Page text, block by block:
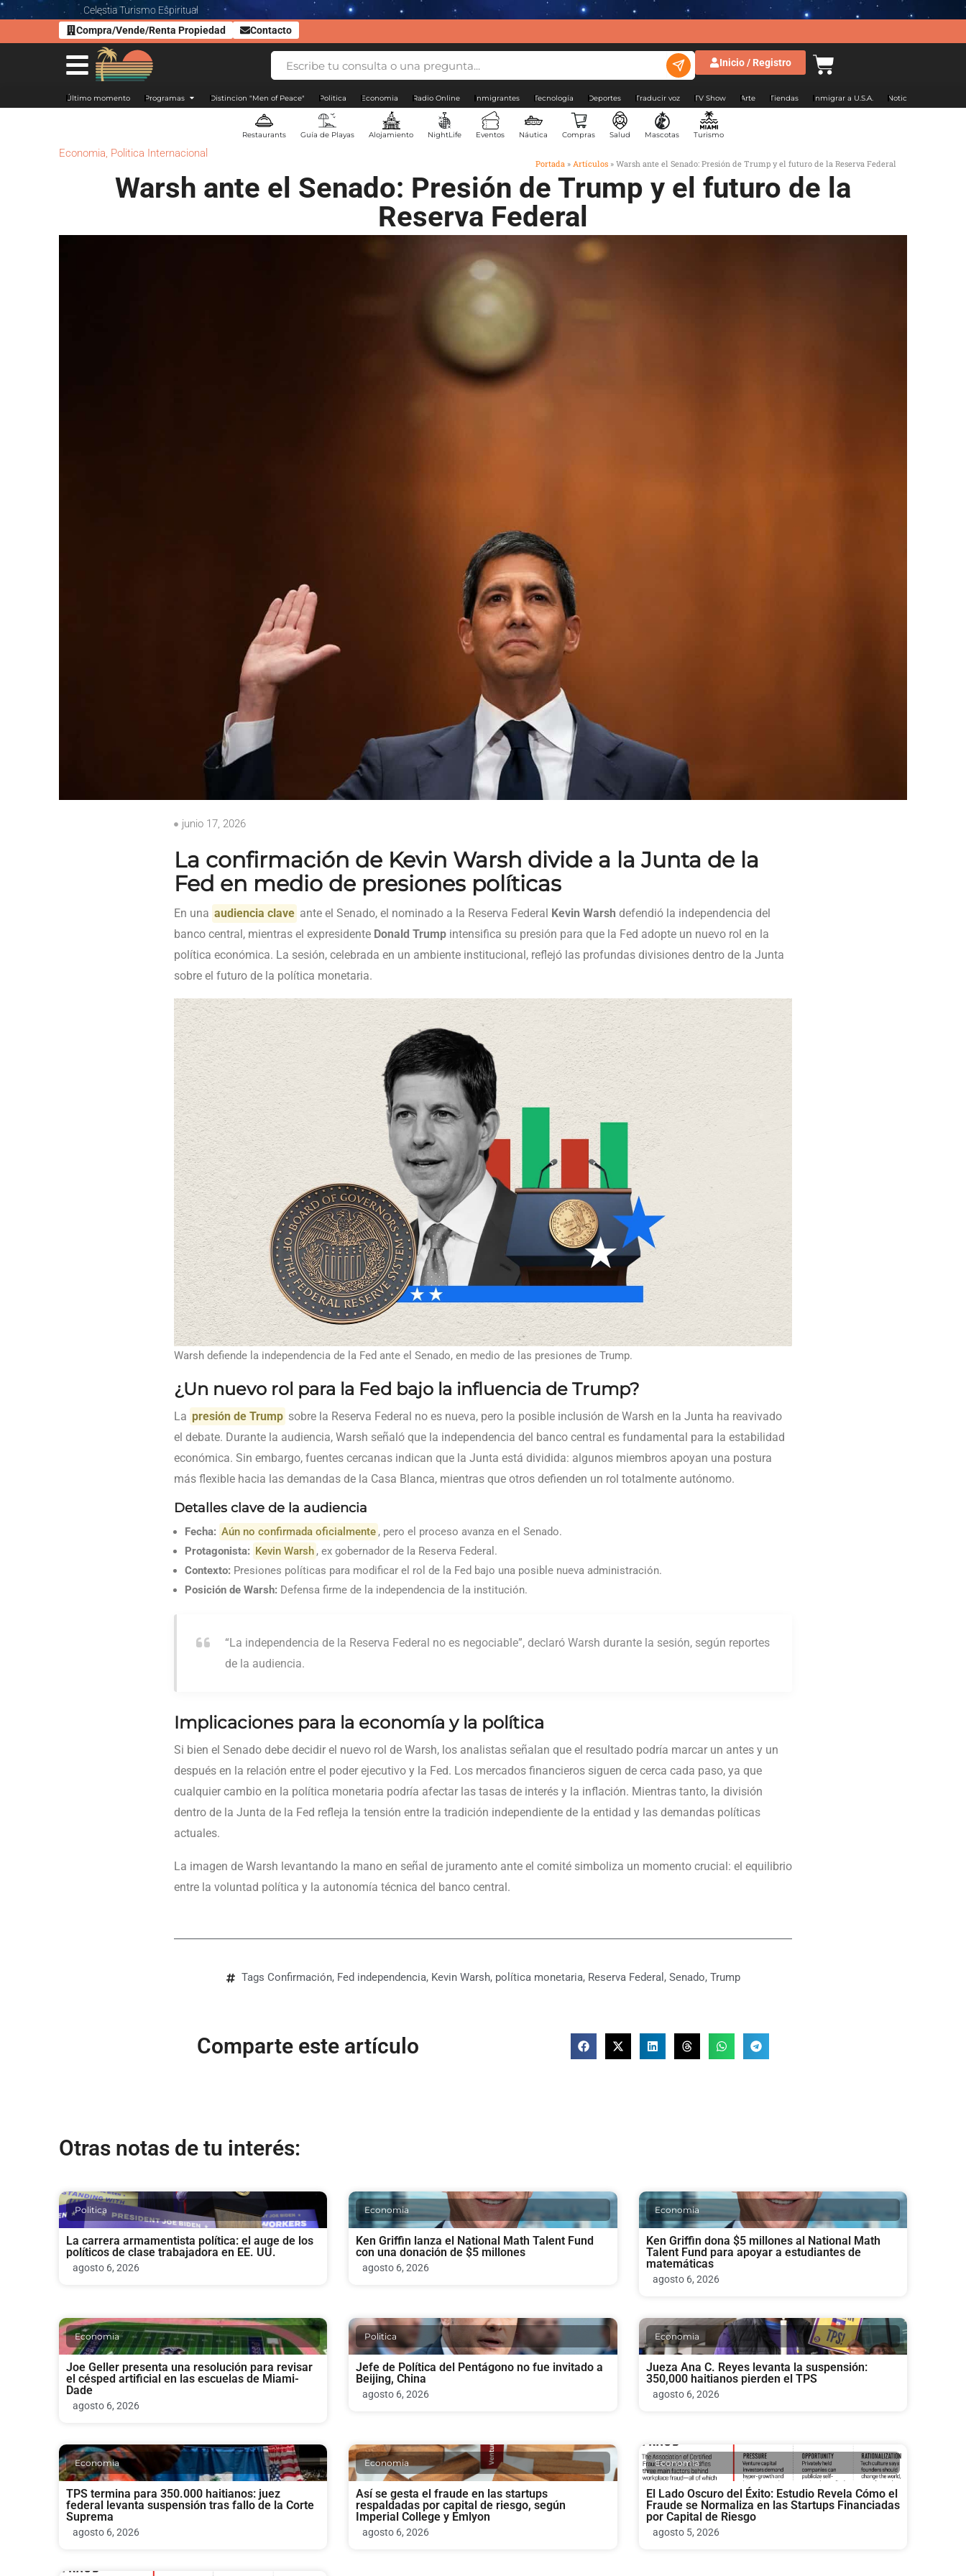
Celestia Turismo Espiritual
Compra/Vende/Renta Propiedad
Contacto
Inicio / Registro
Último momento Programas Distincion "Men of Peace" Politica Economia Radio Online Inmigrantes Tecnología Deportes Traducir voz TV Show Arte Tiendas Inmigrar a U.S.A. Noticias Argentina
Restaurants Guía de Playas Alojamiento NightLife Eventos Náutica Compras Salud Mascotas Turismo
Economia, Politica Internacional
Portada » Artículos » Warsh ante el Senado: Presión de Trump y el futuro de la Reserva Federal
Warsh ante el Senado: Presión de Trump y el futuro de la
Reserva Federal
junio 17, 2026
La confirmación de Kevin Warsh divide a la Junta de la
Fed en medio de presiones políticas
En una audiencia clave ante el Senado, el nominado a la Reserva Federal Kevin Warsh defendió la independencia del
banco central, mientras el expresidente Donald Trump intensifica su presión para que la Fed adopte un nuevo rol en la
política económica. La sesión, celebrada en un ambiente institucional, reflejó las profundas divisiones dentro de la Junta
sobre el futuro de la política monetaria.
Warsh defiende la independencia de la Fed ante el Senado, en medio de las presiones de Trump.
¿Un nuevo rol para la Fed bajo la influencia de Trump?
La presión de Trump sobre la Reserva Federal no es nueva, pero la posible inclusión de Warsh en la Junta ha reavivado
el debate. Durante la audiencia, Warsh señaló que la independencia del banco central es fundamental para la estabilidad
económica. Sin embargo, fuentes cercanas indican que la Junta está dividida: algunos miembros apoyan una postura
más flexible hacia las demandas de la Casa Blanca, mientras que otros defienden un rol totalmente autónomo.
Detalles clave de la audiencia
Fecha: Aún no confirmada oficialmente , pero el proceso avanza en el Senado.
Protagonista: Kevin Warsh , ex gobernador de la Reserva Federal.
Contexto: Presiones políticas para modificar el rol de la Fed bajo una posible nueva administración.
Posición de Warsh: Defensa firme de la independencia de la institución.
“La independencia de la Reserva Federal no es negociable”, declaró Warsh durante la sesión, según reportes
de la audiencia.
Implicaciones para la economía y la política
Si bien el Senado debe decidir el nuevo rol de Warsh, los analistas señalan que el resultado podría marcar un antes y un
después en la relación entre el poder ejecutivo y la Fed. Los mercados financieros siguen de cerca cada paso, ya que
cualquier cambio en la política monetaria podría afectar las tasas de interés y la inflación. Mientras tanto, la división
dentro de la Junta de la Fed refleja la tensión entre la tradición independiente de la entidad y las demandas políticas
actuales.
La imagen de Warsh levantando la mano en señal de juramento ante el comité simboliza un momento crucial: el equilibrio
entre la voluntad política y la autonomía técnica del banco central.
Tags Confirmación, Fed independencia, Kevin Warsh, política monetaria, Reserva Federal , Senado, Trump
Comparte este artículo
Otras notas de tu interés:
Politica
La carrera armamentista política: el auge de los
políticos de clase trabajadora en EE. UU.
agosto 6, 2026
Economia
Ken Griffin lanza el National Math Talent Fund
con una donación de $5 millones
agosto 6, 2026
Economia
Ken Griffin dona $5 millones al National Math
Talent Fund para apoyar a estudiantes de
matemáticas
agosto 6, 2026
Economia
Joe Geller presenta una resolución para revisar
el césped artificial en las escuelas de Miami-
Dade
agosto 6, 2026
Politica
Jefe de Política del Pentágono no fue invitado a
Beijing, China
agosto 6, 2026
Economia
Jueza Ana C. Reyes levanta la suspensión:
350,000 haitianos pierden el TPS
agosto 6, 2026
Economia
TPS termina para 350.000 haitianos: juez
federal levanta suspensión tras fallo de la Corte
Suprema
agosto 6, 2026
Economia
Así se gesta el fraude en las startups
respaldadas por capital de riesgo, según
Imperial College y Emlyon
agosto 6, 2026
Economia
El Lado Oscuro del Éxito: Estudio Revela Cómo el
Fraude se Normaliza en las Startups Financiadas
por Capital de Riesgo
agosto 5, 2026